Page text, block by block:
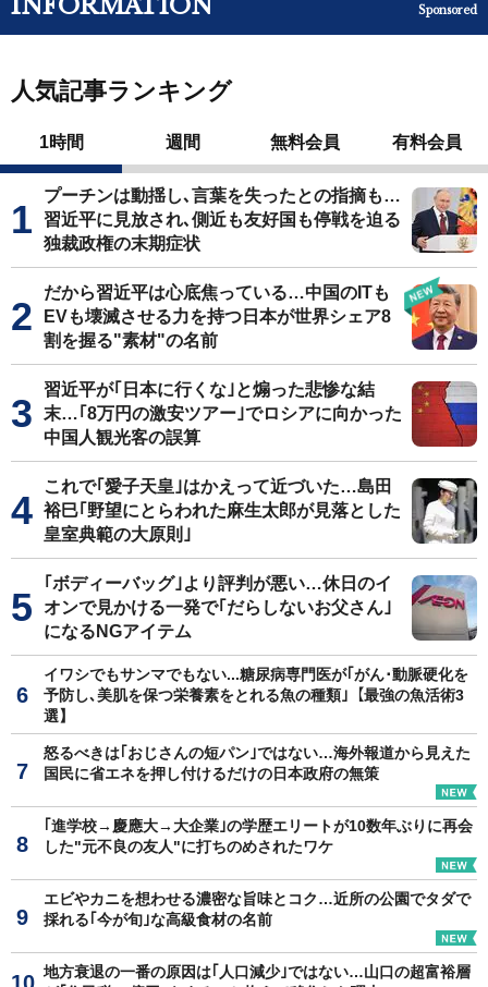
Sponsored
人気記事ランキング
1時間 週間 無料会員 有料会員
プーチンは動揺し､言葉を失ったとの指摘も…
習近平に見放され､側近も友好国も停戦を迫る
独裁政権の末期症状
だから習近平は心底焦っている…中国のITも
EVも壊滅させる力を持つ日本が世界シェア8
割を握る"素材"の名前
習近平が｢日本に行くな｣と煽った悲惨な結
末…｢8万円の激安ツアー｣でロシアに向かった
中国人観光客の誤算
これで｢愛子天皇｣はかえって近づいた…島田
裕巳｢野望にとらわれた麻生太郎が見落とした
皇室典範の大原則｣
｢ボディーバッグ｣より評判が悪い…休日のイ
オンで見かける一発で｢だらしないお父さん｣
になるNGアイテム
イワシでもサンマでもない...糖尿病専門医が｢がん･動脈硬化を
予防し､美肌を保つ栄養素をとれる魚の種類｣【最強の魚活術3
選】
怒るべきは｢おじさんの短パン｣ではない…海外報道から見えた
国民に省エネを押し付けるだけの日本政府の無策
｢進学校→慶應大→大企業｣の学歴エリートが10数年ぶりに再会
した"元不良の友人"に打ちのめされたワケ
エビやカニを想わせる濃密な旨味とコク…近所の公園でタダで
採れる｢今が旬｣な高級食材の名前
地方衰退の一番の原因は｢人口減少｣ではない…山口の超富裕層